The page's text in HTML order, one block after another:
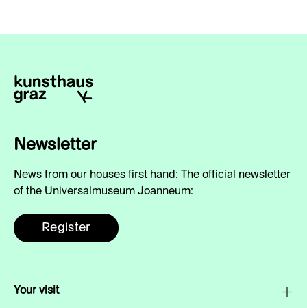
Newsletter
News from our houses first hand: The official newsletter
of the Universalmuseum Joanneum:
Register
Your visit